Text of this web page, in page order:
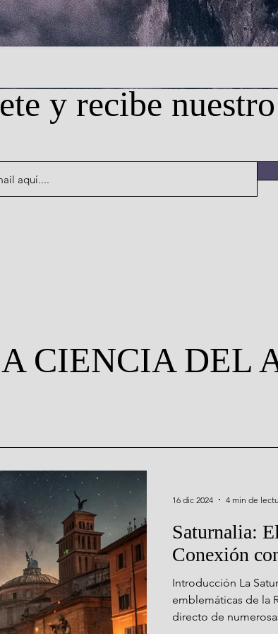
CIENCIA DEL
Saturnalia:
Conexión
Introducción La
emblemáticas de la
directo de
16 dic 2024 4 min de
y recibe